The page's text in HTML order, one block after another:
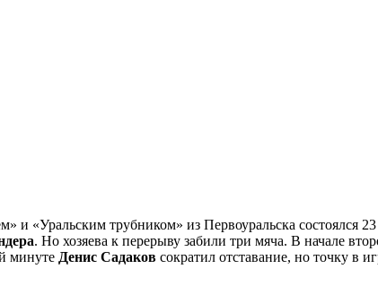
«Уральским трубником» из Первоуральска состоялся 23
. Но хозяева к перерыву забили три мяча. В начале
минуте Денис Садаков сократил отставание, но точку в